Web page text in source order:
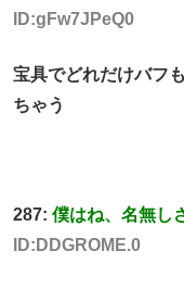
ID:gFw7JPeQ0
宝具でどれだけバフ
ちゃう
287: 僕はね、名無し
ID:DDGROME.0